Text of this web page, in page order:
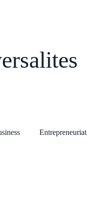
Entrepreneuriat